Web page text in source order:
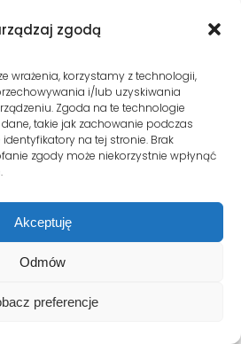
zgodą
wrażenia, korzystamy z technologii,
i/lub uzyskiwania
Zgoda na te technologie
takie jak zachowanie podczas
na tej stronie. Brak
zgody może niekorzystnie wpłynąć
Akceptuję
Odmów
preferencje